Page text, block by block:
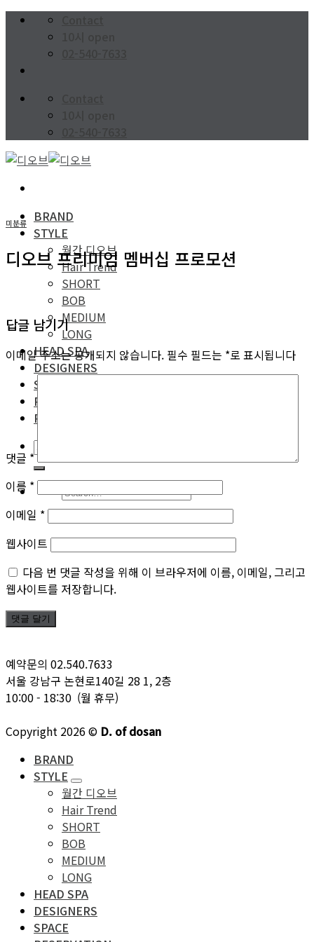
Skip
BRAND
STYLE
월간 디오브
Hair Trend
SHORT
BOB
MEDIUM
LONG
HEAD SPA
DESIGNERS
SPACE
RESERVATION
PROMOTION
미분류
디오브 프리미엄 멤버십 프로모션
답글 남기기
이메일 주소는 공개되지 않습니다. 필수 필드는 *로 표시됩니다
댓글 *
이름 *
이메일 *
웹사이트
다음 번 댓글 작성을 위해 이 브라우저에 이름, 이메일, 그리고
웹사이트를 저장합니다.
예약문의 02.540.7633
서울 강남구 논현로140길 28 1, 2층
10:00 - 18:30 (월 휴무)
Copyright 2026 © D. of dosan
BRAND
STYLE
월간 디오브
Hair Trend
SHORT
BOB
MEDIUM
LONG
HEAD SPA
DESIGNERS
SPACE